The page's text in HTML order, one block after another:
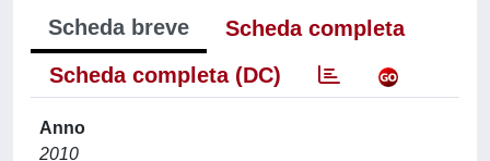
Scheda breve
Scheda completa
Scheda completa (DC)
Anno
2010